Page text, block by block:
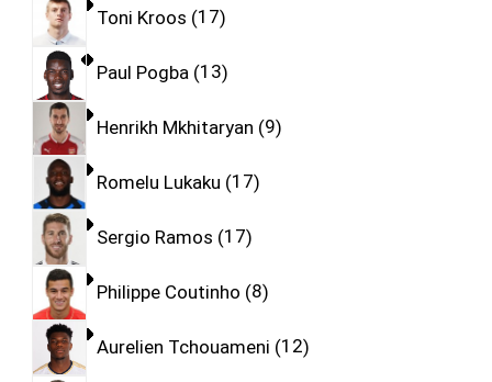
Toni Kroos 17
Paul Pogba 13
Henrikh Mkhitaryan 9
Romelu Lukaku 17
Sergio Ramos 17
Philippe Coutinho 8
Aurelien Tchouameni 12